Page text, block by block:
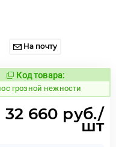
На почту
Код товара:
Код товара:
грозной нежности
32 660 руб./
шт